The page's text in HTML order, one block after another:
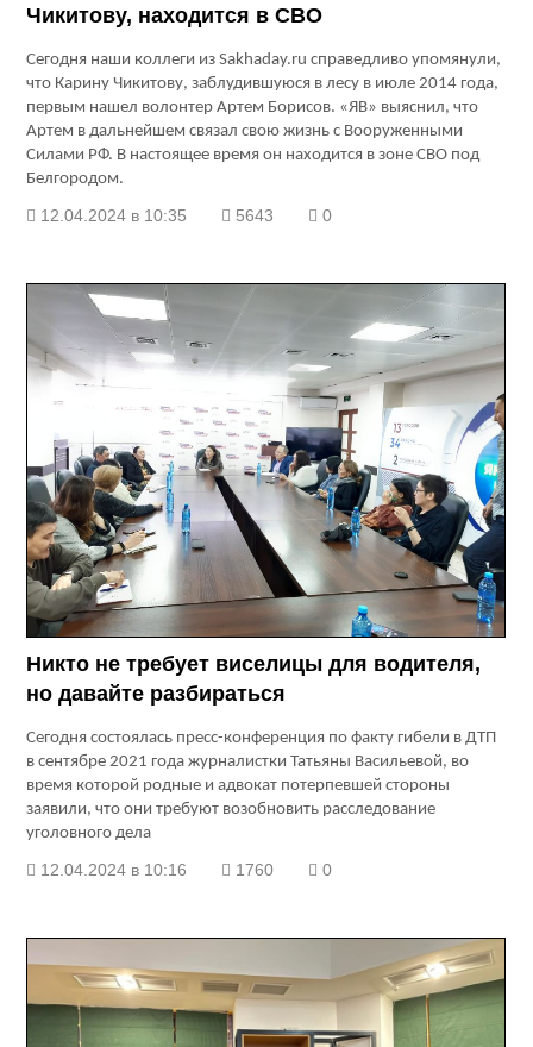
Чикитову, находится в СВО
Сегодня наши коллеги из Sakhaday.ru справедливо упомянули,
что Карину Чикитову, заблудившуюся в лесу в июле 2014 года,
первым нашел волонтер Артем Борисов. «ЯВ» выяснил, что
Артем в дальнейшем связал свою жизнь с Вооруженными
Силами РФ. В настоящее время он находится в зоне СВО под
Белгородом.
12.04.2024 в 10:35 5643 0
Никто не требует виселицы для водителя,
но давайте разбираться
Сегодня состоялась пресс-конференция по факту гибели в ДТП
в сентябре 2021 года журналистки Татьяны Васильевой, во
время которой родные и адвокат потерпевшей стороны
заявили, что они требуют возобновить расследование
уголовного дела
12.04.2024 в 10:16 1760 0